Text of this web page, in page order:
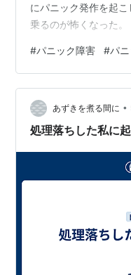
にパニック発作を起
乗るのが怖くなった
発作を起こした。そん
のホームに降りた私
の影まで移動した。
まるで溺れているよう
ら苦しみが漏れる。気
#パニック障害 #パ
あずきを煮る間に •
処理落ちした私に